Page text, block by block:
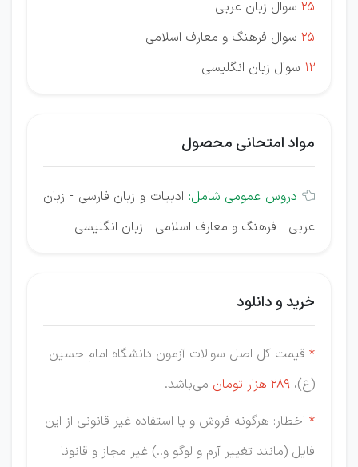
25 سوال زبان عربی
25 سوال فرهنگ و معارف اسلامی
12 سوال زبان انگلیسی
مواد امتحانی محصول
 دروس عمومی شامل: ادبیات و زبان فارسی - زبان
عربی - فرهنگ و معارف اسلامی - زبان انگلیسی
خرید و دانلود
* قیمت کل اصل سوالات آزمون دانشگاه امام حسین
(ع)،
می‌باشد.
* اخطار: هرگونه فروش و یا استفاده غیر قانونی از این
فایل (مانند تغییر آرم و لوگو و..) غیر مجاز و قانونا